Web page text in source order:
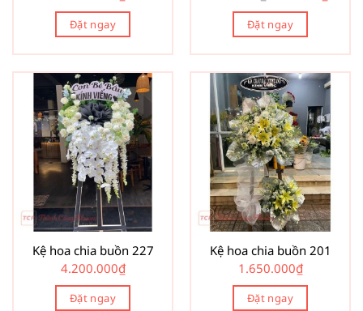
Đặt ngay
gốc
là:
880.000₫.
hiện
Đặt ngay
Kệ hoa chia buồn 227
4.200.000₫
Đặt ngay
Kệ hoa chia buồn 201
1.650.000₫
Đặt ngay